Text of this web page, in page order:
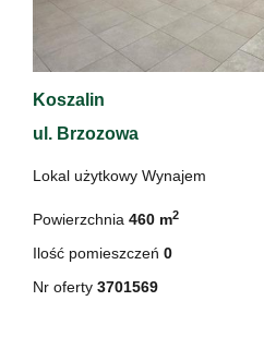
Koszalin
ul. Brzozowa
Lokal użytkowy Wynajem
Powierzchnia 460 m2
Ilość pomieszczeń 0
Nr oferty 3701569